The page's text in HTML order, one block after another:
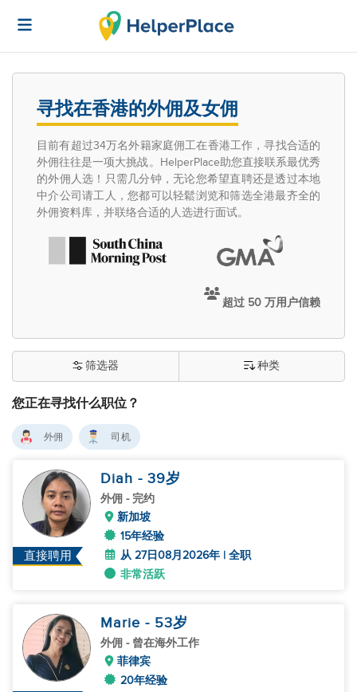
寻找在香港的外佣及女佣
目前有超过34万名外籍家庭佣工在香港工作，寻找合适的
外佣往往是一项大挑战。HelperPlace助您直接联系最优秀
的外佣人选！只需几分钟，无论您希望直聘还是透过本地
中介公司请工人，您都可以轻鬆浏览和筛选全港最齐全的
外佣资料库，并联络合适的人选进行面试。
超过 50 万用户信赖
您正在寻找什么职位？
筛选器 种类
外佣 司机
直接聘用
Diah - 39岁
外佣 - 完约
新加坡
15年经验
从 27日08月2026年 | 全职
非常活跃
Marie - 53岁
外佣 - 曾在海外工作
菲律宾
20年经验